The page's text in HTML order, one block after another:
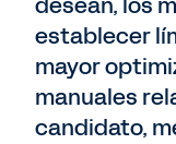
establecer
mayor
manuales
candidato,